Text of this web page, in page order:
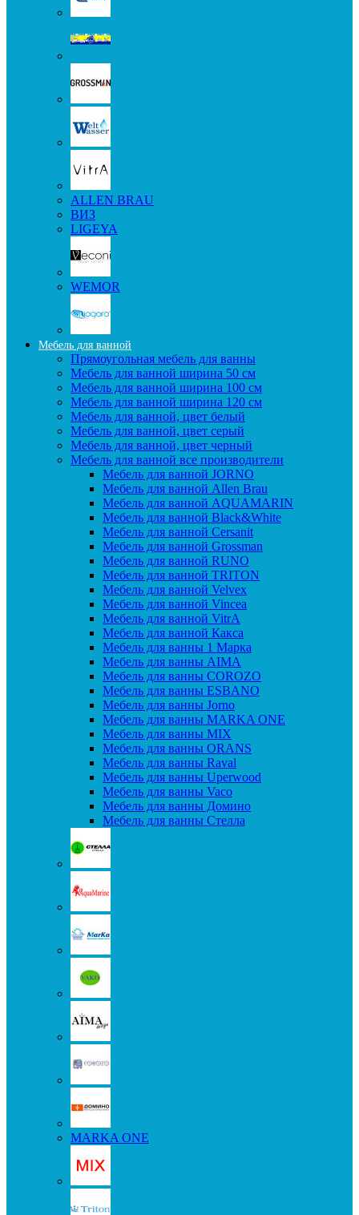
ALLEN BRAU
ВИЗ
LIGEYA
WEMOR
Мебель для ванной
Прямоугольная мебель для ванны
Мебель для ванной ширина 50 см
Мебель для ванной ширина 100 см
Мебель для ванной ширина 120 см
Мебель для ванной, цвет белый
Мебель для ванной, цвет серый
Мебель для ванной, цвет черный
Мебель для ванной все производители
Мебель для ванной JORNO
Мебель для ванной Allen Brau
Мебель для ванной AQUAMARIN
Мебель для ванной Black&White
Мебель для ванной Cersanit
Мебель для ванной Grossman
Мебель для ванной RUNO
Мебель для ванной TRITON
Мебель для ванной Velvex
Мебель для ванной Vincea
Мебель для ванной VitrA
Мебель для ванной Какса
Мебель для ванны 1 Марка
Мебель для ванны AIMA
Мебель для ванны COROZO
Мебель для ванны ESBANO
Мебель для ванны Jorno
Мебель для ванны MARKA ONE
Мебель для ванны MIX
Мебель для ванны ORANS
Мебель для ванны Raval
Мебель для ванны Uperwood
Мебель для ванны Vaco
Мебель для ванны Домино
Мебель для ванны Стелла
MARKA ONE